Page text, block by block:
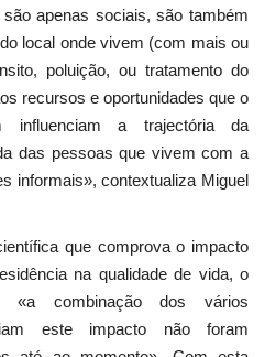
apenas sociais, são também
local onde vivem (com mais ou
poluição, ou tratamento do
recursos e oportunidades que o
influenciam a trajectória da
das pessoas que vivem com a
informais», contextualiza Miguel
que comprova o impacto
na qualidade de vida, o
«a combinação dos vários
este impacto não foram